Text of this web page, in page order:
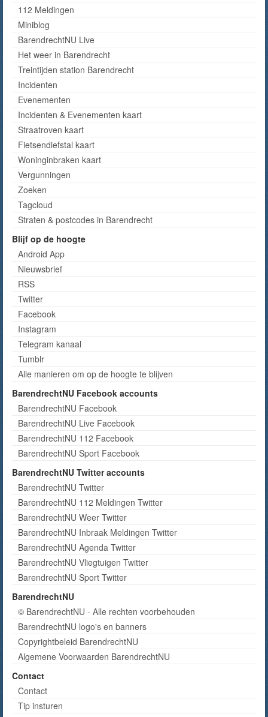
112 Meldingen
Miniblog
BarendrechtNU Live
Het weer in Barendrecht
Treintijden station Barendrecht
Incidenten
Evenementen
Incidenten & Evenementen kaart
Straatroven kaart
Fietsendiefstal kaart
Woninginbraken kaart
Vergunningen
Zoeken
Tagcloud
Straten & postcodes in Barendrecht
Blijf op de hoogte
Android App
Nieuwsbrief
RSS
Twitter
Facebook
Instagram
Telegram kanaal
Tumblr
Alle manieren om op de hoogte te blijven
BarendrechtNU Facebook accounts
BarendrechtNU Facebook
BarendrechtNU Live Facebook
BarendrechtNU 112 Facebook
BarendrechtNU Sport Facebook
BarendrechtNU Twitter accounts
BarendrechtNU Twitter
BarendrechtNU 112 Meldingen Twitter
BarendrechtNU Weer Twitter
BarendrechtNU Inbraak Meldingen Twitter
BarendrechtNU Agenda Twitter
BarendrechtNU Vliegtuigen Twitter
BarendrechtNU Sport Twitter
BarendrechtNU
© BarendrechtNU - Alle rechten voorbehouden
BarendrechtNU logo's en banners
Copyrightbeleid BarendrechtNU
Algemene Voorwaarden BarendrechtNU
Contact
Contact
Tip insturen